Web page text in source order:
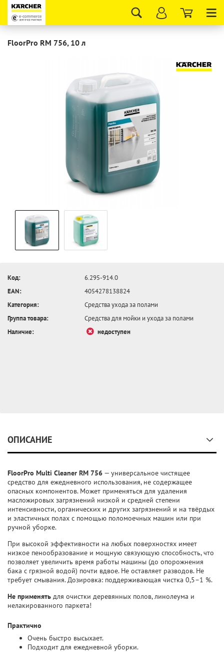
FloorPro RM 756, 10 л
Код:
6.295-914.0
EAN:
4054278138824
Категория:
Средства ухода за полами
Группа товара:
Средства для мойки и ухода за полами
Наличие:
недоступен
ОПИСАНИЕ
FloorPro Multi Cleaner RM 756 — универсальное чистящее
средство для ежедневного использования, не содержащее
опасных компонентов. Может применяться для удаления
масложировых загрязнений низкой и средней степени
интенсивности, органических и других загрязнений и на твёрдых
и эластичных полах с помощью поломоечных машин или при
ручной уборке.
При высокой эффективности на любых поверхностях имеет
низкое пенообразование и мощную связующую способность, что
позволяет увеличить время работы машины (до опорожнения
бака с грязной водой) почти вдвое. Не оставляет разводов. Не
требует смывания. Дозировка: поддерживающая чистка 0,5–1 %.
Не применять для очистки деревянных полов, линолеума и
нелакированного паркета!
Практично
Очень быстро высыхает.
Подходит для ежедневной уборки.